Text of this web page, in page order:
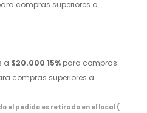
compras superiores a
a $20.000 15% para compras
compras superiores a
el pedido es retirado en el local (